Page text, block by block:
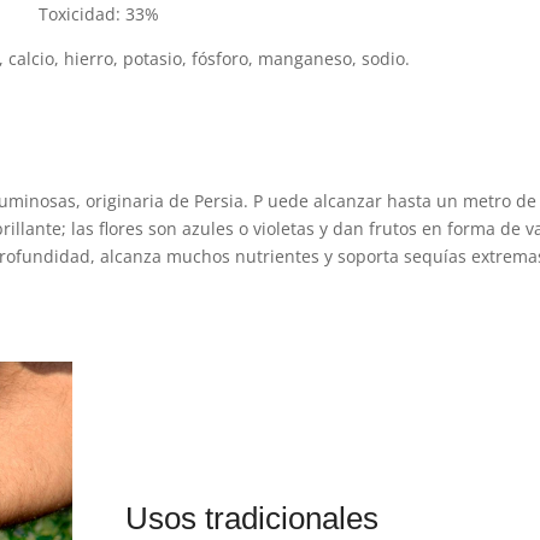
Toxicidad: 33%
calcio, hierro, potasio, fósforo, manganeso, sodio.
originaria de Persia. P uede alcanzar hasta un metro de
las flores son azules o violetas y dan frutos en forma de
alcanza muchos nutrientes y soporta sequías
Usos tradicionales